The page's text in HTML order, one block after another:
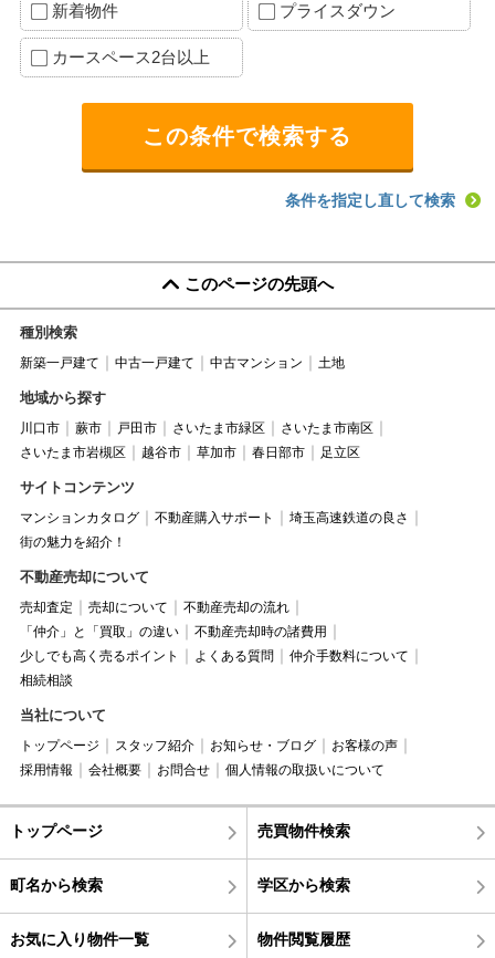
新着物件 プライスダウン
カースペース2台以上
条件を指定し直して検索
このページの先頭へ
種別検索
新築一戸建て 中古一戸建て 中古マンション 土地
地域から探す
川口市 蕨市 戸田市 さいたま市緑区
さいたま市南区
さいたま市岩槻区
越谷市 草加市 春日部市 足立区
サイトコンテンツ
マンションカタログ 不動産購入サポート
埼玉高速鉄道の良さ
街の魅力を紹介！
不動産売却について
売却査定 売却について
不動産売却の流れ
「仲介」と「買取」の違い
不動産売却時の諸費用
少しでも高く売るポイント
よくある質問
仲介手数料について
相続相談
当社について
トップページ スタッフ紹介 お知らせ・ブログ
お客様の声
採用情報
会社概要 お問合せ 個人情報の取扱いについて
トップページ 売買物件検索
町名から検索 学区から検索
お気に入り物件一覧 物件閲覧履歴